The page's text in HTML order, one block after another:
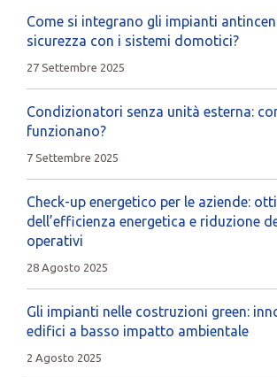
Come si integrano gli impianti
sicurezza con i sistemi domotici?
27 Settembre 2025
Condizionatori senza unità esterna:
funzionano?
7 Settembre 2025
Check-up energetico per le aziende:
dell’efficienza energetica e riduzione
operativi
28 Agosto 2025
Gli impianti nelle costruzioni green:
edifici a basso impatto ambientale
2 Agosto 2025